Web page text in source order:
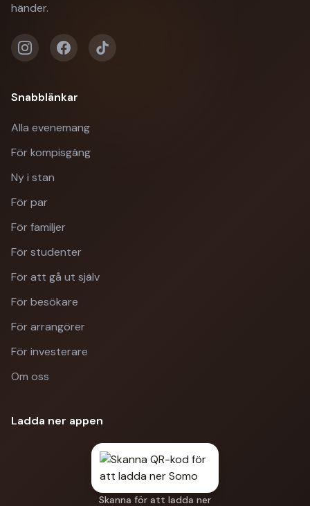
händer.
Snabblänkar
Alla evenemang
För kompisgäng
Ny i stan
För par
För familjer
För studenter
För att gå ut själv
För besökare
För arrangörer
För investerare
Om oss
Ladda ner appen
Skanna för att ladda ner